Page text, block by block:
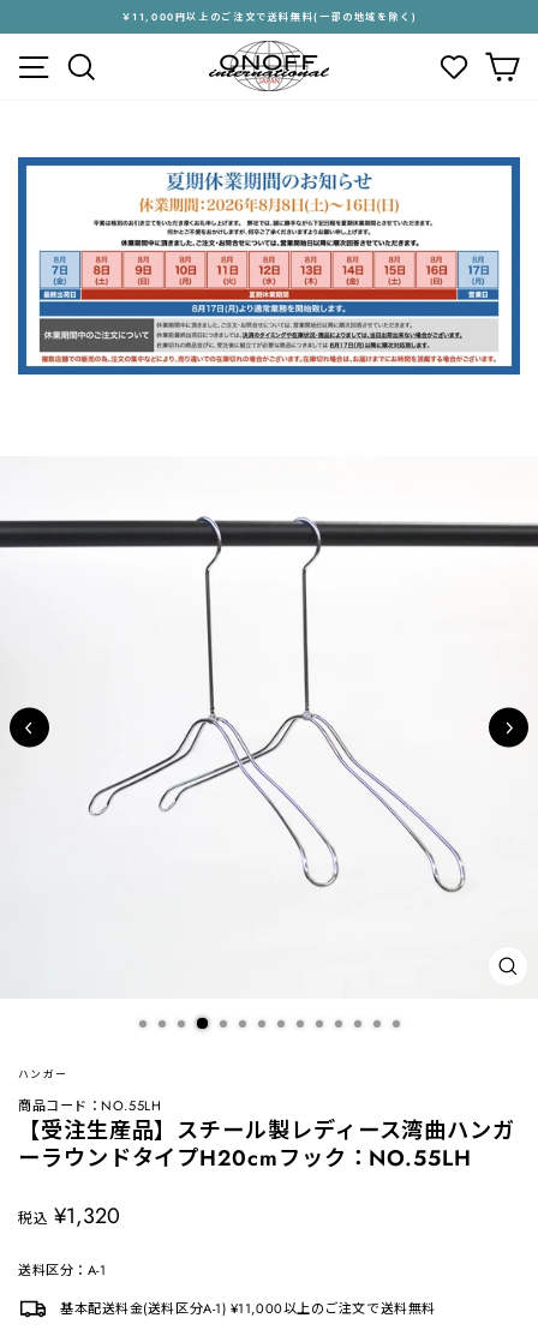
キ
ス
ラ
イ
ョ
ー
を
停
止
す
る
￥11,000円以上のご注文で送料無料(一部の地域を除く)
メニュー
ハンガー
商品コード：NO.55LH
【受注生産品】スチール製レディース湾曲ハンガ
ーラウンドタイプH20cmフック：NO.55LH
税込 定
¥1,320
送料区分：A-1
基本配送料金(送料区分A-1) ¥11,000以上のご注文で送料無料